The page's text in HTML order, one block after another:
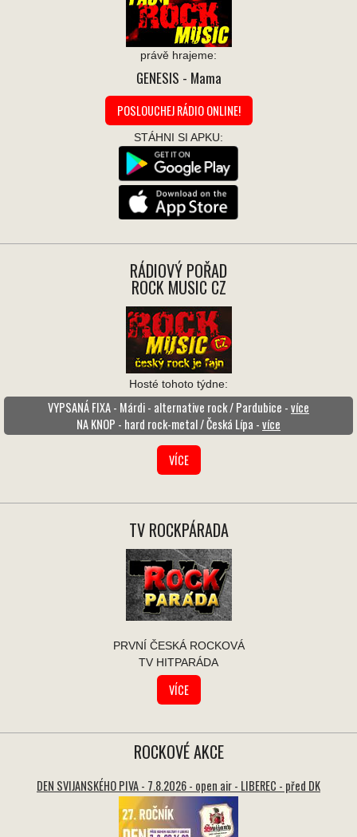
právě hrajeme:
GENESIS - Mama
POSLOUCHEJ RÁDIO ONLINE!
STÁHNI SI APKU:
RÁDIOVÝ POŘAD
ROCK MUSIC CZ
Hosté tohoto týdne:
VYPSANÁ FIXA - Márdi - alternative rock / Pardubice -více
NA KNOP - hard rock-metal / Česká Lípa -více
VÍCE
TV ROCKPÁRADA
PRVNÍ ČESKÁ ROCKOVÁ
TV HITPARÁDA
VÍCE
ROCKOVÉ AKCE
DEN SVIJANSKÉHO PIVA - 7.8.2026 - open air - LIBEREC - před DK